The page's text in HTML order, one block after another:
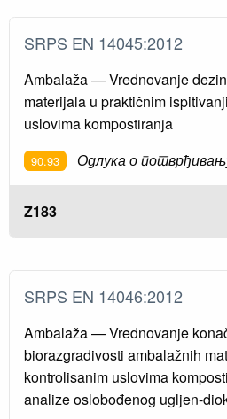
SRPS EN 14045:2012
Ambalaža — Vrednovanje
materijala u praktičnim
uslovima kompostiranja
90.93 Одлука о
Z183
SRPS EN 14046:2012
Ambalaža — Vrednovanje
biorazgradivosti ambalažnih
kontrolisanim uslovima
analize oslobođenog ugljen-